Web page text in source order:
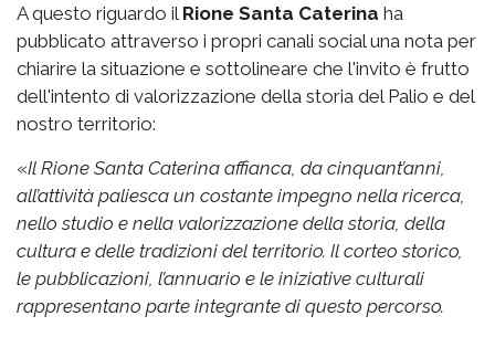
A questo riguardo il Rione Santa Caterina ha
pubblicato attraverso i propri canali social una nota per
chiarire la situazione e sottolineare che l'invito è frutto
dell'intento di valorizzazione della storia del Palio e del
nostro territorio:
«Il Rione Santa Caterina affianca, da cinquant’anni,
all’attività paliesca un costante impegno nella ricerca,
nello studio e nella valorizzazione della storia, della
cultura e delle tradizioni del territorio. Il corteo storico,
le pubblicazioni, l’annuario e le iniziative culturali
rappresentano parte integrante di questo percorso.